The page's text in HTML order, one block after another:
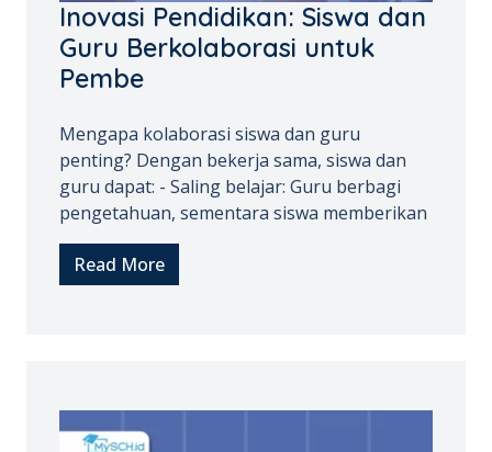
Inovasi Pendidikan: Siswa dan
Guru Berkolaborasi untuk
Pembe
Mengapa kolaborasi siswa dan guru
penting? Dengan bekerja sama, siswa dan
guru dapat: - Saling belajar: Guru berbagi
pengetahuan, sementara siswa memberikan
Read More